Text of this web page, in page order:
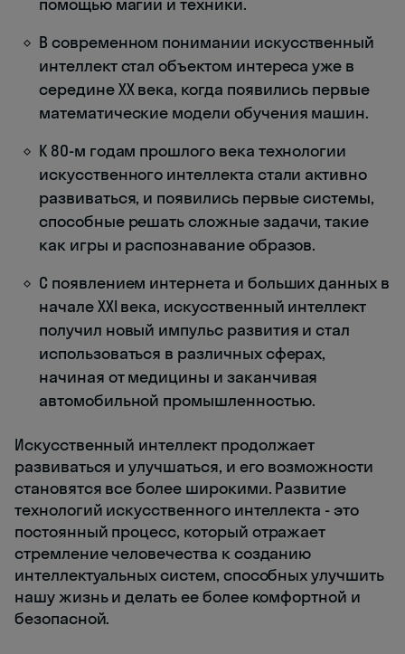
В современном понимании искусственный
интеллект стал объектом интереса уже в
середине XX века, когда появились первые
математические модели обучения машин.
К 80-м годам прошлого века технологии
искусственного интеллекта стали активно
развиваться, и появились первые системы,
способные решать сложные задачи, такие
как игры и распознавание образов.
С появлением интернета и больших данных в
начале XXI века, искусственный интеллект
получил новый импульс развития и стал
использоваться в различных сферах,
начиная от медицины и заканчивая
автомобильной промышленностью.
Искусственный интеллект продолжает
развиваться и улучшаться, и его возможности
становятся все более широкими. Развитие
технологий искусственного интеллекта - это
постоянный процесс, который отражает
стремление человечества к созданию
интеллектуальных систем, способных улучшить
нашу жизнь и делать ее более комфортной и
безопасной.